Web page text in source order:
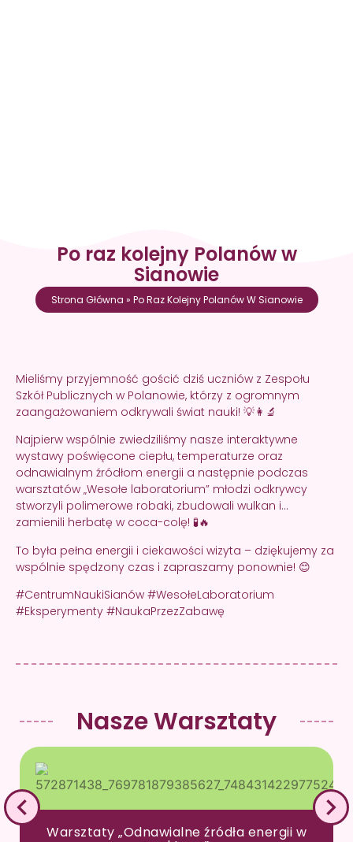
Po raz kolejny Polanów w
Sianowie
Strona Główna » Po Raz Kolejny Polanów W Sianowie
Mieliśmy przyjemność gościć dziś uczniów z Zespołu
Szkół Publicznych w Polanowie, którzy z ogromnym
zaangażowaniem odkrywali świat nauki! 💡👩‍🔬
Najpierw wspólnie zwiedziliśmy nasze interaktywne
wystawy poświęcone ciepłu, temperaturze oraz
odnawialnym źródłom energii a następnie podczas
warsztatów „Wesołe laboratorium” młodzi odkrywcy
stworzyli polimerowe robaki, zbudowali wulkan i…
zamienili herbatę w coca-colę! 🧪🔥
To była pełna energii i ciekawości wizyta – dziękujemy za
wspólnie spędzony czas i zapraszamy ponownie! 😊
#CentrumNaukiSianów #WesołeLaboratorium
#Eksperymenty #NaukaPrzezZabawę
Nasze Warsztaty
Warsztaty „Odnawialne źródła energii w